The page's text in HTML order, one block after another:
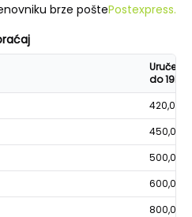
brze poštePostexpress.
Uručenje
do 19h
420,00
450,00
500,00
600,00
800,00